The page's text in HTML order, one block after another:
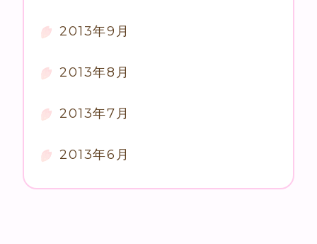
2013年9月
2013年8月
2013年7月
2013年6月